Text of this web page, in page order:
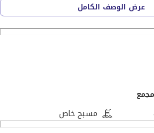
زايد
عرض الوصف الكامل
مسبح خاص